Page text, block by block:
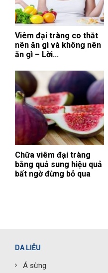
Viêm đại tràng co thắt
nên ăn gì và không nên
ăn gì – Lời...
Chữa viêm đại tràng
bằng quả sung hiệu quả
bất ngờ đừng bỏ qua
DA LIỄU
Á sừng